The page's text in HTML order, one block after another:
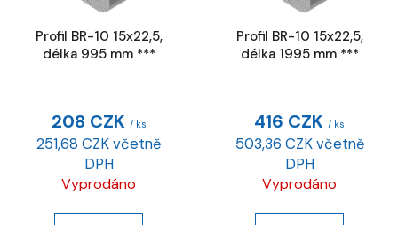
Profil BR-10 15x22,5,
délka 995 mm ***
208 CZK / ks
251,68 CZK včetně
DPH
Vyprodáno
Profil BR-10 15x22,5,
délka 1995 mm ***
416 CZK / ks
503,36 CZK včetně
DPH
Vyprodáno